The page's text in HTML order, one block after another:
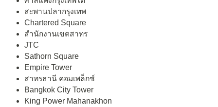
สะพานปลากรุงเทพ
Chartered Square
สำนักงานเขตสาทร
JTC
Sathorn Square
Empire Tower
สาทรธานี คอมเพล็กซ์
Bangkok City Tower
King Power Mahanakhon